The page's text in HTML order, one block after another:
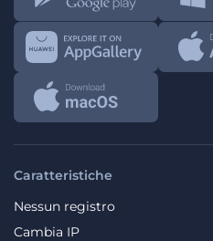
Caratteristiche
Nessun registro
Cambia IP